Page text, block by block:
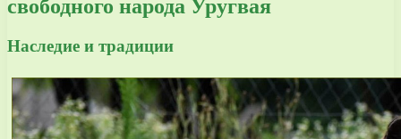
свободного народа Уругвая
Наследие и традиции